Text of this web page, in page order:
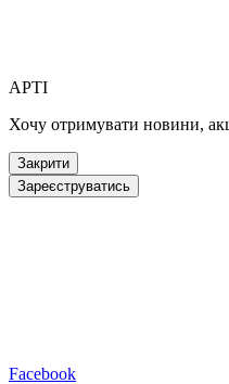
АРТІ
Хочу отримувати новини,
Закрити
Зареєструватись
Facebook